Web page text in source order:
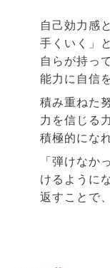
自己効力感
手くいく」
自らが持っ
能力に自信
積み重ねた
力を信じる
積極的にな
「弾けなか
けるように
返すことで